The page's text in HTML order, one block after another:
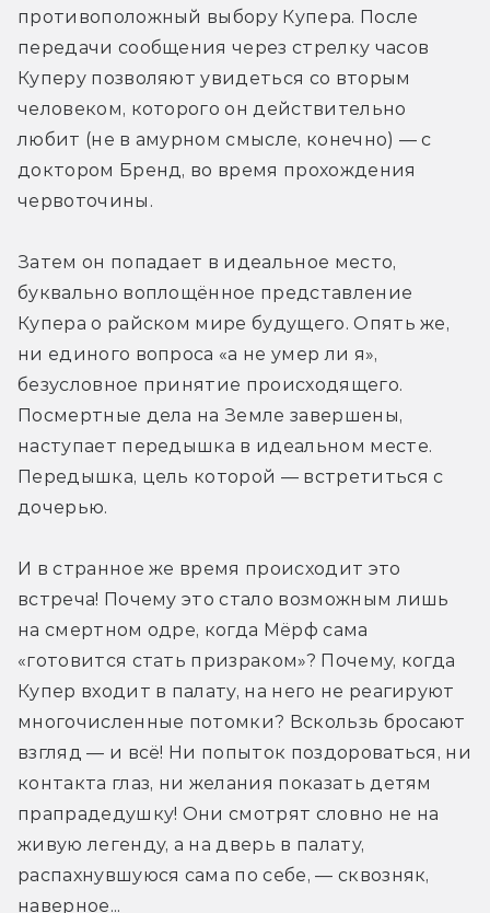
противоположный выбору Купера. После
передачи сообщения через стрелку часов
Куперу позволяют увидеться со вторым
человеком, которого он действительно
любит (не в амурном смысле, конечно) — с
доктором Бренд, во время прохождения
червоточины.
Затем он попадает в идеальное место,
буквально воплощённое представление
Купера о райском мире будущего. Опять же,
ни единого вопроса «а не умер ли я»,
безусловное принятие происходящего.
Посмертные дела на Земле завершены,
наступает передышка в идеальном месте.
Передышка, цель которой — встретиться с
дочерью.
И в странное же время происходит это
встреча! Почему это стало возможным лишь
на смертном одре, когда Мёрф сама
«готовится стать призраком»? Почему, когда
Купер входит в палату, на него не реагируют
многочисленные потомки? Вскользь бросают
взгляд — и всё! Ни попыток поздороваться, ни
контакта глаз, ни желания показать детям
прапрадедушку! Они смотрят словно не на
живую легенду, а на дверь в палату,
распахнувшуюся сама по себе, — сквозняк,
наверное...